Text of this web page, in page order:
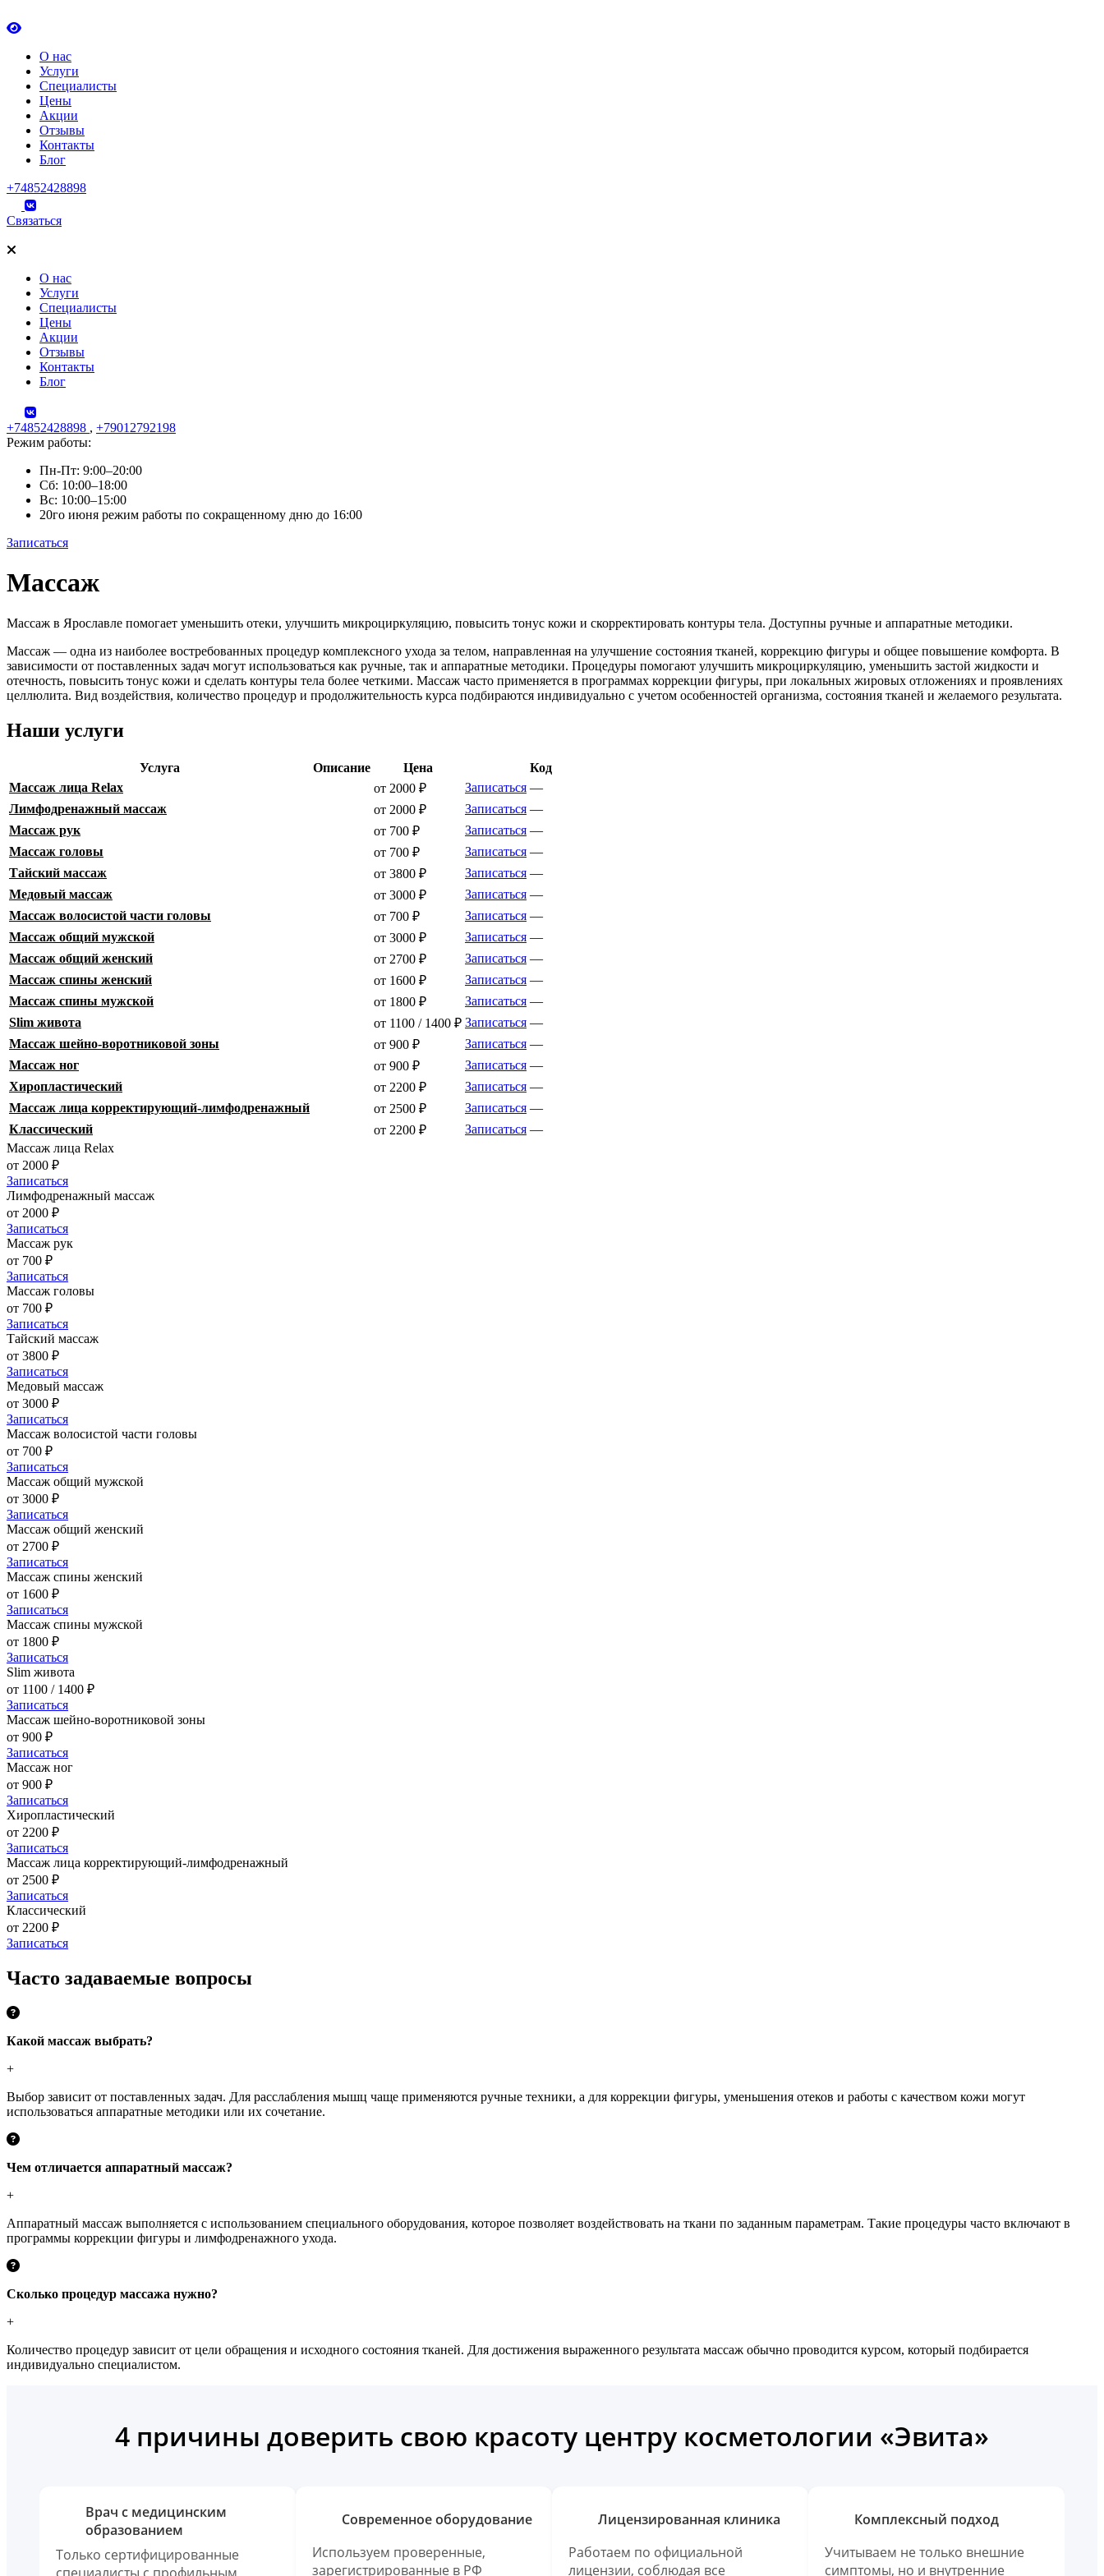
О нас
Услуги
Специалисты
Цены
Акции
Отзывы
Контакты
Блог
+74852428898
Связаться
О нас
Услуги
Специалисты
Цены
Акции
Отзывы
Контакты
Блог
+74852428898 , +79012792198
Режим работы:
Пн-Пт: 9:00–20:00
Сб: 10:00–18:00
Вс: 10:00–15:00
20го июня режим работы по сокращенному дню до 16:00
Записаться
Skip
to
Массаж
Массаж в Ярославле помогает уменьшить отеки, улучшить микроциркуляцию, повысить тонус кожи и скорректировать контуры тела. Доступны ручные и аппаратные методики.
Массаж — одна из наиболее востребованных процедур комплексного ухода за телом, направленная на улучшение состояния тканей, коррекцию фигуры и общее повышение комфорта. В
зависимости от поставленных задач могут использоваться как ручные, так и аппаратные методики. Процедуры помогают улучшить микроциркуляцию, уменьшить застой жидкости и
отечность, повысить тонус кожи и сделать контуры тела более четкими. Массаж часто применяется в программах коррекции фигуры, при локальных жировых отложениях и проявлениях
целлюлита. Вид воздействия, количество процедур и продолжительность курса подбираются индивидуально с учетом особенностей организма, состояния тканей и желаемого результата.
Наши услуги
Услуга Описание Цена
Код
Массаж лица Relax
от 2000 ₽ Записаться —
Лимфодренажный массаж
от 2000 ₽ Записаться —
Массаж рук
от 700 ₽ Записаться —
Массаж головы
от 700 ₽ Записаться —
Тайский массаж
от 3800 ₽ Записаться —
Медовый массаж
от 3000 ₽ Записаться —
Массаж волосистой части головы
от 700 ₽ Записаться —
Массаж общий мужской
от 3000 ₽ Записаться —
Массаж общий женский
от 2700 ₽ Записаться —
Массаж спины женский
от 1600 ₽ Записаться —
Массаж спины мужской
от 1800 ₽ Записаться —
Slim живота
от 1100 / 1400 ₽ Записаться —
Массаж шейно-воротниковой зоны
от 900 ₽ Записаться —
Массаж ног
от 900 ₽ Записаться —
Хиропластический
от 2200 ₽ Записаться —
Массаж лица корректирующий-лимфодренажный
от 2500 ₽ Записаться —
Классический
от 2200 ₽ Записаться —
Массаж лица Relax
от 2000 ₽
Записаться
Лимфодренажный массаж
от 2000 ₽
Записаться
Массаж рук
от 700 ₽
Записаться
Массаж головы
от 700 ₽
Записаться
Тайский массаж
от 3800 ₽
Записаться
Медовый массаж
от 3000 ₽
Записаться
Массаж волосистой части головы
от 700 ₽
Записаться
Массаж общий мужской
от 3000 ₽
Записаться
Массаж общий женский
от 2700 ₽
Записаться
Массаж спины женский
от 1600 ₽
Записаться
Массаж спины мужской
от 1800 ₽
Записаться
Slim живота
от 1100 / 1400 ₽
Записаться
Массаж шейно-воротниковой зоны
от 900 ₽
Записаться
Массаж ног
от 900 ₽
Записаться
Хиропластический
от 2200 ₽
Записаться
Массаж лица корректирующий-лимфодренажный
от 2500 ₽
Записаться
Классический
от 2200 ₽
Записаться
Часто задаваемые вопросы
Какой массаж выбрать?
+
Выбор зависит от поставленных задач. Для расслабления мышц чаще применяются ручные техники, а для коррекции фигуры, уменьшения отеков и работы с качеством кожи могут
использоваться аппаратные методики или их сочетание.
Чем отличается аппаратный массаж?
+
Аппаратный массаж выполняется с использованием специального оборудования, которое позволяет воздействовать на ткани по заданным параметрам. Такие процедуры часто включают в
программы коррекции фигуры и лимфодренажного ухода.
Сколько процедур массажа нужно?
+
Количество процедур зависит от цели обращения и исходного состояния тканей. Для достижения выраженного результата массаж обычно проводится курсом, который подбирается
индивидуально специалистом.
4 причины доверить свою красоту центру косметологии «Эвита»
Врач с медицинским
образованием
Только сертифицированные
специалисты с профильным
Современное оборудование
Используем проверенные,
зарегистрированные в РФ
Лицензированная клиника
Работаем по официальной
лицензии, соблюдая все
Комплексный подход
Учитываем не только внешние
симптомы, но и внутренние